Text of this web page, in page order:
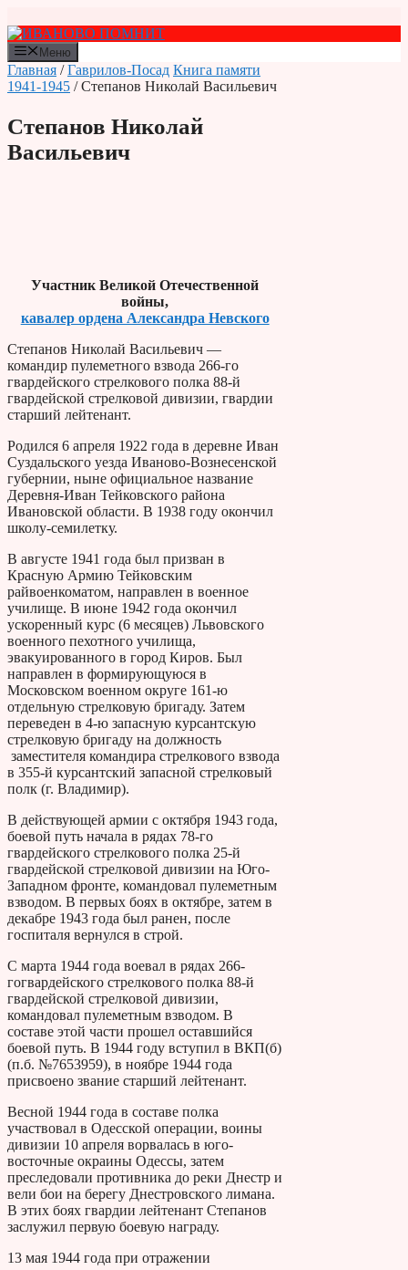
к
содержимому
Меню
Главная /Гаврилов-Посад Книга памяти
1941-1945 / Степанов Николай Васильевич
Степанов Николай
Васильевич
Участник Великой Отечественной
войны,
кавалер ордена Александра Невского
Степанов Николай Васильевич —
командир пулеметного взвода 266-го
гвардейского стрелкового полка 88-й
гвардейской стрелковой дивизии, гвардии
старший лейтенант.
Родился 6 апреля 1922 года в деревне Иван
Суздальского уезда Иваново-Вознесенской
губернии, ныне официальное название
Деревня-Иван Тейковского района
Ивановской области. В 1938 году окончил
школу-семилетку.
В августе 1941 года был призван в
Красную Армию Тейковским
райвоенкоматом, направлен в военное
училище. В июне 1942 года окончил
ускоренный курс (6 месяцев) Львовского
военного пехотного училища,
эвакуированного в город Киров. Был
направлен в формирующуюся в
Московском военном округе 161-ю
отдельную стрелковую бригаду. Затем
переведен в 4-ю запасную курсантскую
стрелковую бригаду на должность
заместителя командира стрелкового взвода
в 355-й курсантский запасной стрелковый
полк (г. Владимир).
В действующей армии с октября 1943 года,
боевой путь начала в рядах 78-го
гвардейского стрелкового полка 25-й
гвардейской стрелковой дивизии на Юго-
Западном фронте, командовал пулеметным
взводом. В первых боях в октябре, затем в
декабре 1943 года был ранен, после
госпиталя вернулся в строй.
С марта 1944 года воевал в рядах 266-
гогвардейского стрелкового полка 88-й
гвардейской стрелковой дивизии,
командовал пулеметным взводом. В
составе этой части прошел оставшийся
боевой путь. В 1944 году вступил в ВКП(б)
(п.б. №7653959), в ноябре 1944 года
присвоено звание старший лейтенант.
Весной 1944 года в составе полка
участвовал в Одесской операции, воины
дивизии 10 апреля ворвалась в юго-
восточные окраины Одессы, затем
преследовали противника до реки Днестр и
вели бои на берегу Днестровского лимана.
В этих боях гвардии лейтенант Степанов
заслужил первую боевую награду.
13 мая 1944 года при отражении